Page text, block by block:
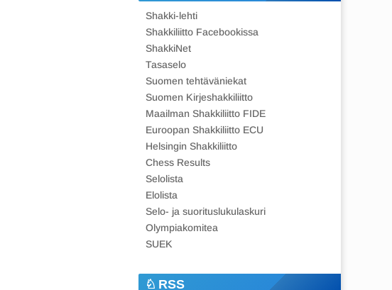
Shakki-lehti
Shakkiliitto Facebookissa
ShakkiNet
Tasaselo
Suomen tehtäväniekat
Suomen Kirjeshakkiliitto
Maailman Shakkiliitto FIDE
Euroopan Shakkiliitto ECU
Helsingin Shakkiliitto
Chess Results
Selolista
Elolista
Selo- ja suorituslukulaskuri
Olympiakomitea
SUEK
RSS